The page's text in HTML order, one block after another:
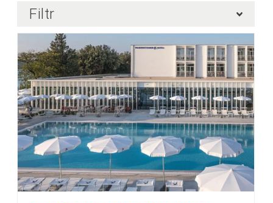
Filtr